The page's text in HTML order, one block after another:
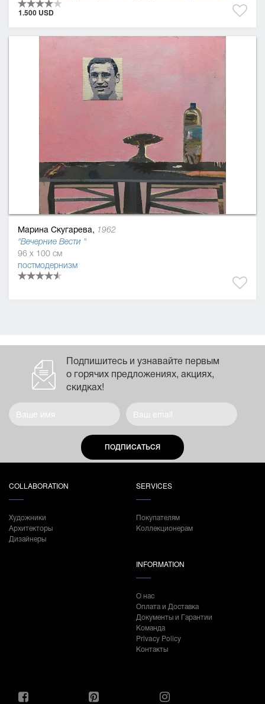
1.500 USD
Марина Скугарева, 1962
"Вечерние Вести "
96 x 100 см
постмодернизм
Подпишитесь и узнавайте первым
о горячих предложениях, акциях,
скидках!
ПОДПИСАТЬСЯ
COLLABORATION
Художники
Архитекторы
Дизайнеры
SERVICES
Покупателям
Коллекционерам
INFORMATION
О нас
Оплата и Доставка
Документы и Гарантии
Команда
Privacy Policy
Контакты